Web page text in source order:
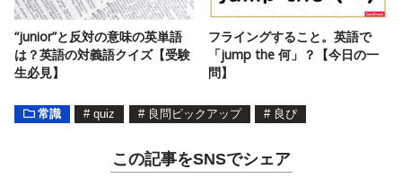
“junior”と反対の意味の英単語
は？英語の対義語クイズ【受験
生必見】
フライングすること。英語で
「jump the 何」？【今日の一
問】
常識 # quiz # 良問ピックアップ # 良ぴ
この記事をSNSでシェア